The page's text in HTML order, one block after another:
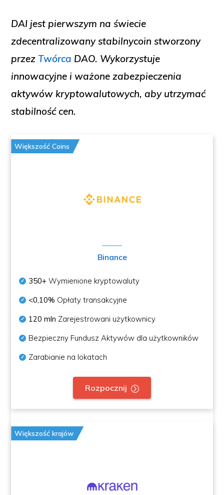
DAI jest pierwszym na świecie
zdecentralizowany stabilnycoin stworzony
przezTwórca DAO. Wykorzystuje
innowacyjne i ważone zabezpieczenia
aktywów kryptowalutowych, aby utrzymać
stabilność cen.
Większość Coins
Binance
350+ Wymienione kryptowaluty
<0,10% Opłaty transakcyjne
120 mln Zarejestrowani użytkownicy
Bezpieczny Fundusz Aktywów dla użytkowników
Zarabianie na lokatach
Rozpocznij
Większość krajów